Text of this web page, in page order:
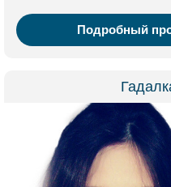
Подробный